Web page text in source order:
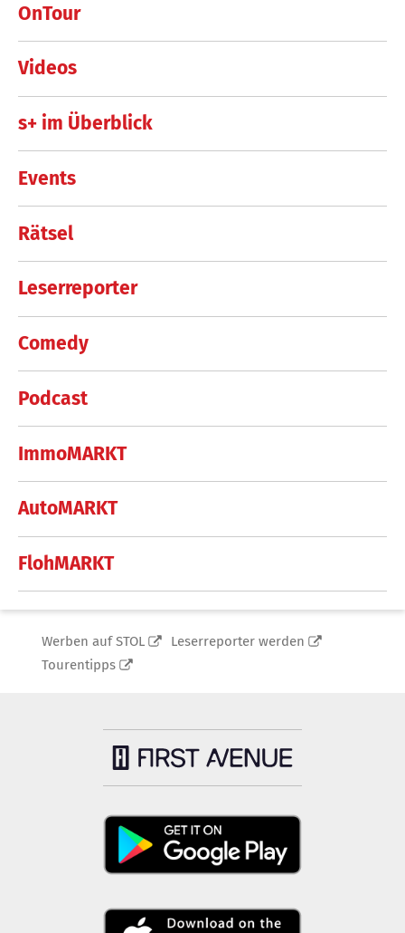
OnTour
Videos
s+ im Überblick
Events
Rätsel
Leserreporter
Comedy
Podcast
ImmoMARKT
AutoMARKT
FlohMARKT
Werben auf STOL
Leserreporter werden
Tourentipps